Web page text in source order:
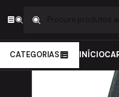
CATEGORIAS INÍCIO
Ridge Monkey Armoury Pro